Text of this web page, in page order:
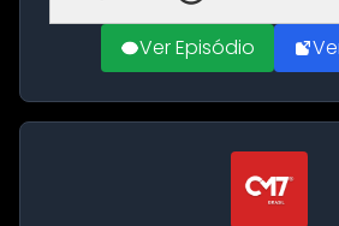
Ver Episódio